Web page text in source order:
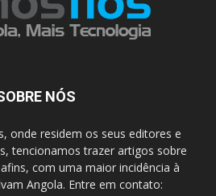
NÓS
onde residem os seus editores e
tencionamos trazer artigos sobre
com uma maior incidência à
Angola. Entre em contato: